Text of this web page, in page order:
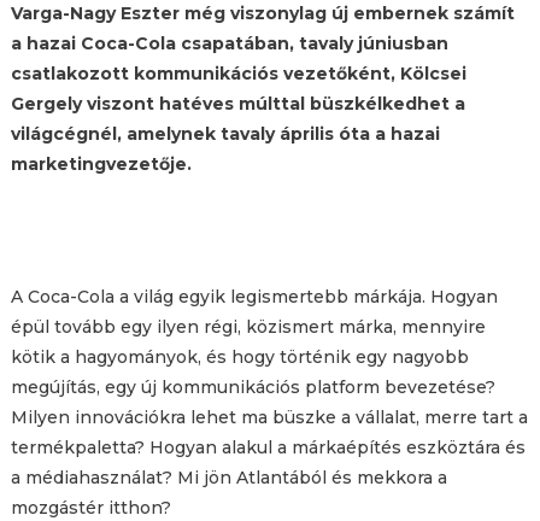
Varga-Nagy Eszter még viszonylag új embernek számít
a hazai Coca-Cola csapatában, tavaly júniusban
csatlakozott kommunikációs vezetőként, Kölcsei
Gergely viszont hatéves múlttal büszkélkedhet a
világcégnél, amelynek tavaly április óta a hazai
marketingvezetője.
A Coca-Cola a világ egyik legismertebb márkája. Hogyan
épül tovább egy ilyen régi, közismert márka, mennyire
kötik a hagyományok, és hogy történik egy nagyobb
megújítás, egy új kommunikációs platform bevezetése?
Milyen innovációkra lehet ma büszke a vállalat, merre tart a
termékpaletta? Hogyan alakul a márkaépítés eszköztára és
a médiahasználat? Mi jön Atlantából és mekkora a
mozgástér itthon?